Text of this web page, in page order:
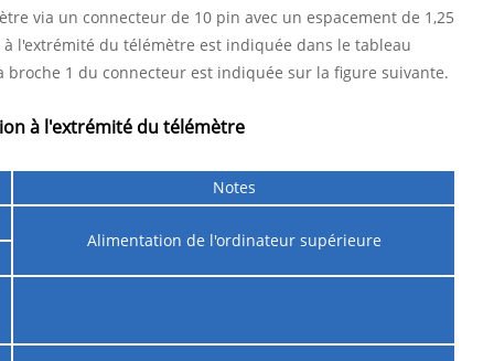
via un connecteur de 10 pin avec un espacement de 1,25
l'extrémité du télémètre est indiquée dans le tableau
1 du connecteur est indiquée sur la figure suivante.
à l'extrémité du télémètre
Notes
Alimentation de l'ordinateur supérieure